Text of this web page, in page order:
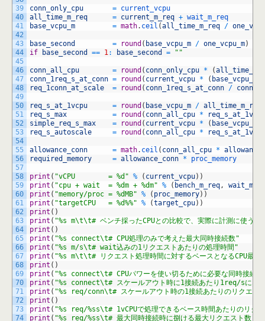
39
40
41
42
43
44
45
46
47
48
49
50
51
52
53
54
55
56
57
58
59
60
61
62
63
64
65
66
67
68
69
70
71
72
73
74
conn_only_cpu = current_vcpu
all_time_m_req
= current_m_req + wait_m_req
base_vcpu_m
= math. ceil (all_time_m_req /
base_second = round ( base_vcpu_m / one_vcpu_m)
if
base_second == 1: base_second = ""
conn_all_cpu = round ( conn_only_cpu * (
conn_1req_s_at_conn = round ( current_vcpu * ( base_vcpu_m
req_1conn_at_scale
= round ( conn_1req_s_at_conn /
req_s_at_1vcpu = round ( base_vcpu_m / all_time_m_req
req_s_max
= round ( conn_all_cpu *
req_s_at_1vcpu
simple_req_s_max
= round ( current_vcpu * ( base_vcpu_m
req_s_autoscale
= round ( conn_all_cpu * req_s_at_1vcpu
allowance_conn = math. ceil ( conn_all_cpu *
required_memory
= allowance_conn * proc_memory
print ( "vCPU        = %d" % ( current_vcpu) )
print ( "cpu + wait  = %dm + %dm" % ( bench_m_req,
print ( "memory/proc = %dMB" % ( proc_memory) )
print ( "targetCPU   = %d%%" % (target_cpu) )
print ( )
print ( "%s m\t\t# ベンチ採ったCPUとの比較で、実際に計測に使うタ
print ( )
print ( "%s connect\t# CPU処理のみで考えた最大同時接続数"
print ( "%s m/s\t# wait込みの1リクエストあたりの処理時間"
print ( "%s m\t\t# リクエスト処理時間に対するベースとなるCPU最大
print ( )
print ( "%s connect\t# CPUパワーを使い切るために必要な同時接続
print ( "%s connect\t# スケールアウト時に1接続あたり1req/sにな
print ( "%s req/conn\t# スケールアウト時の1接続あたりのリクエス
print ( )
print ( "%s req/%ss\t# 1vCPUで処理できるベース時間あたりのリク
print ( "%s req/%ss\t# 最大同時接続時に捌ける最大リクエスト数"